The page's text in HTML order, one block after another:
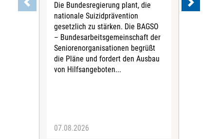
Die Bundesregierung plant, die
nationale Suizidprävention
gesetzlich zu stärken. Die BAGSO
– Bundesarbeitsgemeinschaft der
Seniorenorganisationen begrüßt
die Pläne und fordert den Ausbau
von Hilfsangeboten...
07.08.2026